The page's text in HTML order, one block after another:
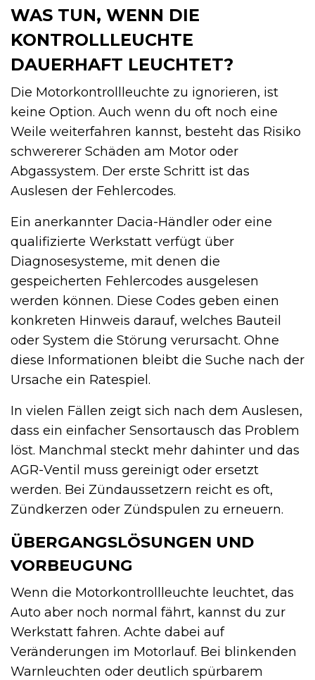
WAS TUN, WENN DIE
KONTROLLLEUCHTE
DAUERHAFT LEUCHTET?
Die Motorkontrollleuchte zu ignorieren, ist
keine Option. Auch wenn du oft noch eine
Weile weiterfahren kannst, besteht das Risiko
schwererer Schäden am Motor oder
Abgassystem. Der erste Schritt ist das
Auslesen der Fehlercodes.
Ein anerkannter Dacia-Händler oder eine
qualifizierte Werkstatt verfügt über
Diagnosesysteme, mit denen die
gespeicherten Fehlercodes ausgelesen
werden können. Diese Codes geben einen
konkreten Hinweis darauf, welches Bauteil
oder System die Störung verursacht. Ohne
diese Informationen bleibt die Suche nach der
Ursache ein Ratespiel.
In vielen Fällen zeigt sich nach dem Auslesen,
dass ein einfacher Sensortausch das Problem
löst. Manchmal steckt mehr dahinter und das
AGR-Ventil muss gereinigt oder ersetzt
werden. Bei Zündaussetzern reicht es oft,
Zündkerzen oder Zündspulen zu erneuern.
ÜBERGANGSLÖSUNGEN UND
VORBEUGUNG
Wenn die Motorkontrollleuchte leuchtet, das
Auto aber noch normal fährt, kannst du zur
Werkstatt fahren. Achte dabei auf
Veränderungen im Motorlauf. Bei blinkenden
Warnleuchten oder deutlich spürbarem